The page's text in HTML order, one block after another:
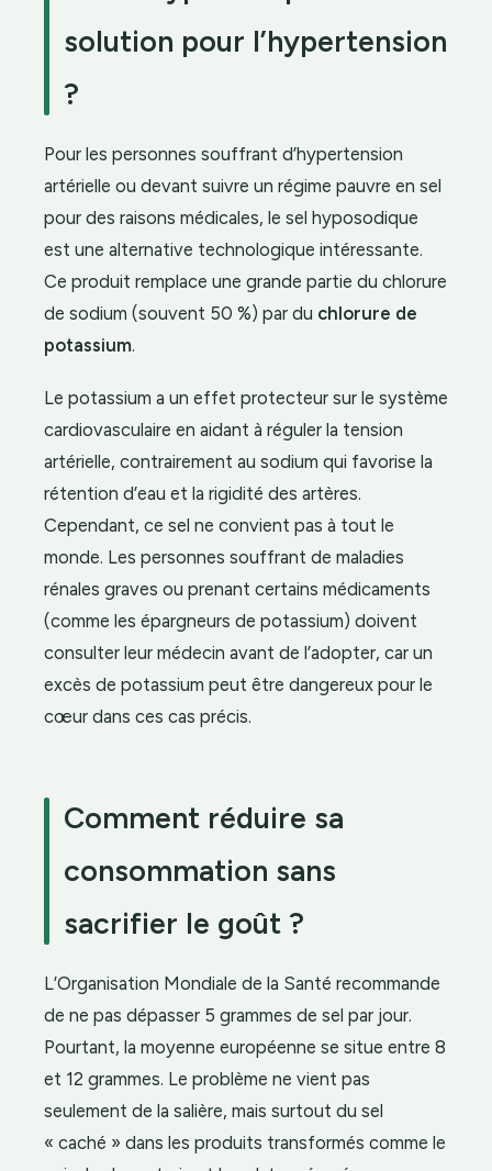
solution pour l’hypertension
?
Pour les personnes souffrant d’hypertension
artérielle ou devant suivre un régime pauvre en sel
pour des raisons médicales, le sel hyposodique
est une alternative technologique intéressante.
Ce produit remplace une grande partie du chlorure
de sodium (souvent 50 %) par du chlorure de
potassium.
Le potassium a un effet protecteur sur le système
cardiovasculaire en aidant à réguler la tension
artérielle, contrairement au sodium qui favorise la
rétention d’eau et la rigidité des artères.
Cependant, ce sel ne convient pas à tout le
monde. Les personnes souffrant de maladies
rénales graves ou prenant certains médicaments
(comme les épargneurs de potassium) doivent
consulter leur médecin avant de l’adopter, car un
excès de potassium peut être dangereux pour le
cœur dans ces cas précis.
Comment réduire sa
consommation sans
sacrifier le goût ?
L’Organisation Mondiale de la Santé recommande
de ne pas dépasser 5 grammes de sel par jour.
Pourtant, la moyenne européenne se situe entre 8
et 12 grammes. Le problème ne vient pas
seulement de la salière, mais surtout du sel
« caché » dans les produits transformés comme le